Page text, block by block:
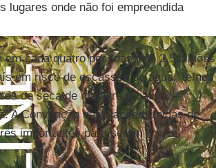
lugares onde não foi empreendida
cada quatro pessoas (até 2,5 bilhões
em risco de escassez de água. Temos
de seca de maneira proativa.
A Convenção das Nações Unidas de
importantes para serem